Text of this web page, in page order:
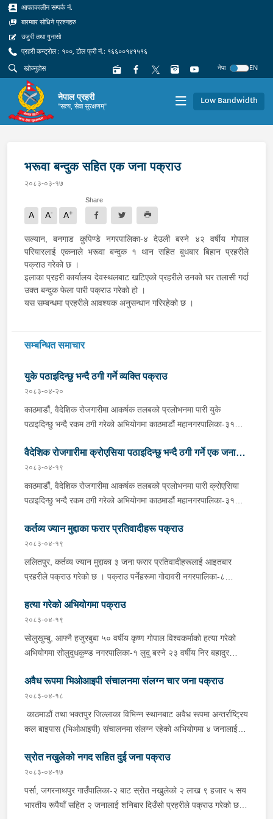
आपतकालीन सम्पर्क नं.
बारम्बार सोधिने प्रश्नहरु
उजुरी तथा गुनासो
प्रहरी कन्ट्रोल : १००, टोल फ्री नं.: १६६००१४१५१६
नेपा
EN
नेपाल प्रहरी
"सत्य, सेवा सुरक्षणम्" Low Bandwidth
भरूवा बन्दुक सहित एक जना पक्राउ
२०८३-०३-१७
A A- A+
Share
सल्यान, बनगाड कुपिण्डे नगरपालिका-४ देउली बस्ने ४२ वर्षीय गोपाल
परियारलाई एकनाले भरूवा बन्दुक १ थान सहित बुधबार बिहान प्रहरीले
पक्राउ गरेको छ ।
इलाका प्रहरी कार्यालय देवस्थलबाट खटिएको प्रहरीले उनको घर तलासी गर्दा
उक्त बन्दुक फेला पारी पक्राउ गरेको हो ।
यस सम्बन्धमा प्रहरीले आवश्यक अनुसन्धान गरिरहेको छ ।
सम्बन्धित समाचार
युके पठाइदिन्छु भन्दै ठगी गर्ने व्यक्ति पक्राउ
२०८३-०४-२०
काठमाडौं, वैदेशिक रोजगारीमा आकर्षक तलबको प्रलोभनमा पारी युके
पठाइदिन्छु भन्दै रकम ठगी गरेको अभियोगमा काठमाडौं महानगरपालिका-३१
मंगलबार प्रहरीले पक्राउ गरेको छ । रिजवानले युके पठाइदिन्छु भन्दै १
जना पीडितबाट ७ लाख रूपैयाँ लिई सम्पर्कविहीन भएको भन्ने पीडितको
उजुरीको आधारमा काठमाडौं उपत्यका अपराध अनुसन्धान कार्यालय टेकुबाट
खटिएको प्रहरीले उनलाई काठमाडौं महानगरपालिका-३१ बाट पक्राउ गरेको
विभाग ताहाचल काठमाडौं पठाइएको छ ।
वैदेशिक रोजगारीमा क्रोएसिया पठाइदिन्छु भन्दै ठगी गर्ने एक जना
पक्राउ
२०८३-०४-१९
काठमाडौं, वैदेशिक रोजगारीमा आकर्षक तलबको प्रलोभनमा पारी क्रोएसिया
पठाइदिन्छु भन्दै रकम ठगी गरेको अभियोगमा काठमाडौं महानगरपालिका-३१
भट्टलाई आइतबार प्रहरीले पक्राउ गरेको छ ।नवराजले क्रोएसिया
पठाइदिन्छु भन्दै १ जना पीडितबाट ८ लाख ५० हजार रूपैयाँ लिई सम्पर्कविहीन
भएको भन्ने उजुरीको आधारमा काठमाडौं उपत्यका अपराध अनुसन्धान कार्यालय
टेकुबाट खटिएको प्रहरीले उनलाई काठमाडौं महानगरपालिका-३१ बाट पक्राउ
रोजगार विभाग ताहाचल काठमाडौं पठाइएको छ ।
कर्तव्य ज्यान मुद्दाका फरार प्रतिवादीहरू पक्राउ
२०८३-०४-१९
ललितपुर, कर्तव्य ज्यान मुद्दाका ३ जना फरार प्रतिवादीहरूलाई आइतबार
प्रहरीले पक्राउ गरेको छ । पक्राउ पर्नेहरूमा गोदावरी नगरपालिका-८
वर्षीय गोपिनी थापा मगर रहेका छन् ।गोदावरी नगरपालिका-८ डुकुछापकी एक
युवतीको २०७७ चैत २ गते हत्या भएको घटनामा संलग्न रही फरार रहेका
उनीहरूलाई जिल्ला प्रहरी परिसर ललितपुरबाट खटिएको प्रहरीले पक्राउ
गरेको छ ।उनीहरू उपर जिल्ला अदालत ललितपुरबाट ३ दिन म्याद थप
हत्या गरेको अभियोगमा पक्राउ
२०८३-०४-१९
सोलुखुम्बु, आफ्नै हजुरबुबा ५० वर्षीय कृष्ण गोपाल विश्वकर्माको हत्या गरेको
अभियोगमा सोलुदुधकुण्ड नगरपालिका-१ लुदु बस्ने २३ वर्षीय निर बहादुर
सोमबार राति कुटपिट गर्दा कृष्ण गोपाल गम्भीर घाइते भएको भन्ने खबर प्राप्त
हुनासाथ प्रहरी चौकी नुनथलाबाट खटिएको प्रहरीले निर बहादुरलाई पक्राउ
गरेको हो । गम्भीर घाइते भएका कृष्ण गोपालको स्वास्थ्य चौकी नुनथलामा
उपचारको क्रममा मंगलबार दिउँसो मृत्यु भएको हो । यस सम्बन्धमा प्रहरीले
अवैध रूपमा भिओआइपी संचालनमा संलग्न चार जना पक्राउ
२०८३-०४-१८
काठमाडौं तथा भक्तपुर जिल्लाका विभिन्न स्थानबाट अवैध रूपमा अन्तर्राष्ट्रिय
कल बाइपास (भिओआइपी) संचालनमा संलग्न रहेको अभियोगमा ४ जनालाई
जयबागेश्वरी डेरा गरी बस्ने गोरखा घर भएका २२ को वर्षीय प्रोशेस गुरूङ,
काठमाडौं महानगरपालिका-७ गणेशस्थान बस्ने शंखरापुर नगरपालिका-१ घर
भएकी २० वर्षीया मुना श्रेष्ठ, भक्तपुर सूर्यविनायक नगरपालिका-४ डेरा गरी
बस्ने कञ्चनपुर घर भएका २१ वर्षीय जेनित झुकाल र भक्तपुर सूर्यविनायक
स्रोत नखुलेको नगद सहित दुई जना पक्राउ
२०८३-०४-१७
पर्सा, जगरनाथपुर गाउँपालिका-२ बाट स्रोत नखुलेको २ लाख ९ हजार ५ सय
भारतीय रूपैयाँ सहित २ जनालाई शनिबार दिउँसो प्रहरीले पक्राउ गरेको छ ।